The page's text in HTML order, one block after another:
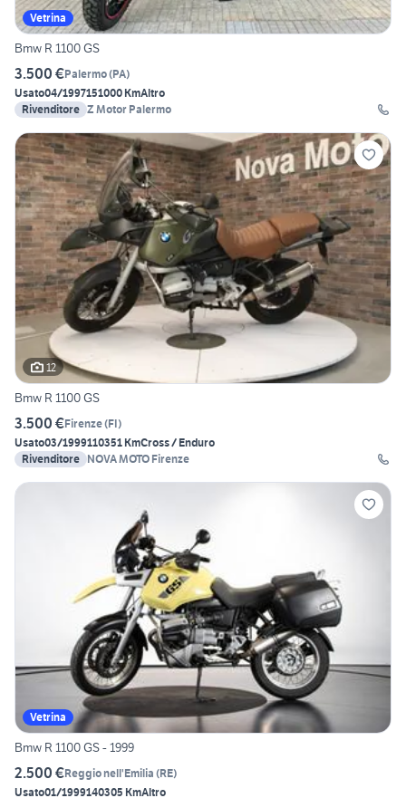
Vetrina
Bmw R 1100 GS
3.500 €Palermo(PA)
Usato04/1997151000 KmAltro
Rivenditore Z Motor Palermo
12
Bmw R 1100 GS
3.500 €Firenze(FI)
Usato03/1999110351 KmCross / Enduro
Rivenditore NOVA MOTO Firenze
Vetrina
Bmw R 1100 GS - 1999
2.500 €Reggio nell'Emilia (RE)
Usato01/1999140305 KmAltro